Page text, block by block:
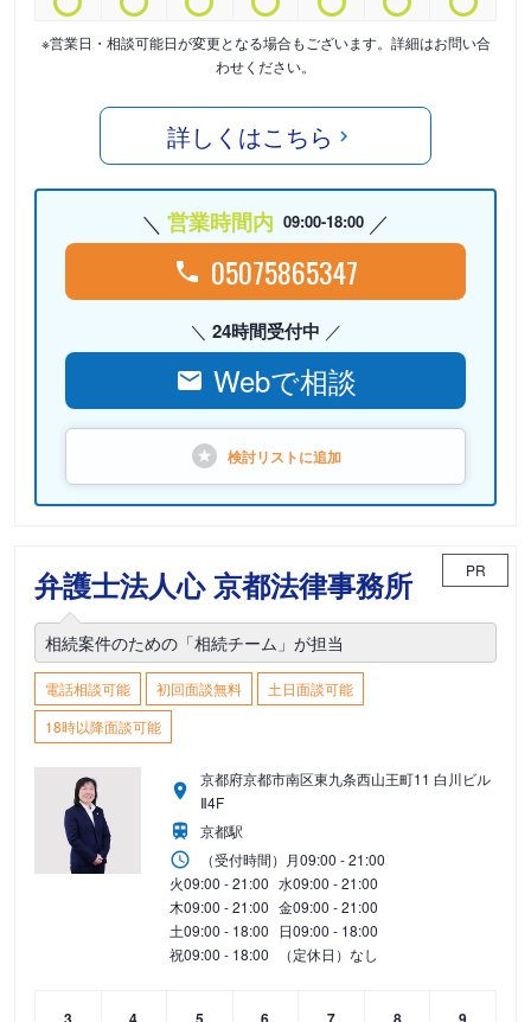
※営業日・相談可能日が変更となる場合もございます。詳細はお問い合
わせください。
詳しくはこちら
営業時間内 09:00-18:00
05075865347
24時間受付中
Webで相談
検討リストに追加
弁護士法人心 京都法律事務所 PR
相続案件のための「相続チーム」が担当
電話相談可能 初回面談無料
土日面談可能
18時以降面談可能
京都府京都市南区東九条西山王町11 白川ビル
Ⅱ4F
京都駅
（受付時間） 月09:00 - 21:00
火09:00 - 21:00 水09:00 - 21:00
木09:00 - 21:00 金09:00 - 21:00
土09:00 - 18:00 日09:00 - 18:00
祝09:00 - 18:00 （定休日）なし